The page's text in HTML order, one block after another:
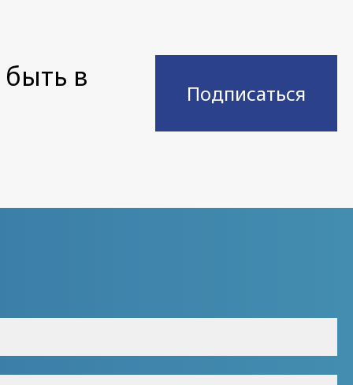
в
Подписаться